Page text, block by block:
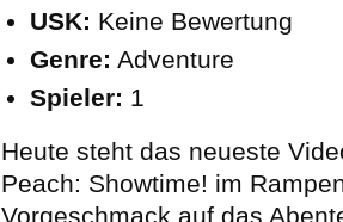
USK: Keine Bewertung
Genre: Adventure
Spieler: 1
Heute steht das neueste
Peach: Showtime! im
Vorgeschmack auf das